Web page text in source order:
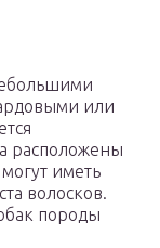
или
расположены
иметь
волосков.
породы